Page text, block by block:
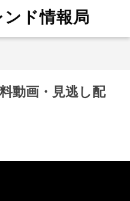
ド情報局
動画・見逃し配